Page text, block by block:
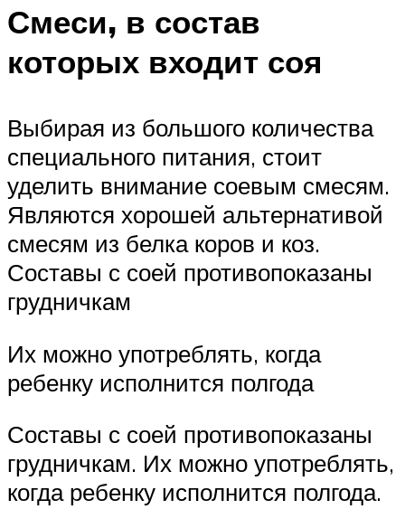
Смеси, в состав
которых входит соя
Выбирая из большого количества
специального питания, стоит
уделить внимание соевым смесям.
Являются хорошей альтернативой
смесям из белка коров и коз.
Составы с соей противопоказаны
грудничкам
Их можно употреблять, когда
ребенку исполнится полгода
Составы с соей противопоказаны
грудничкам. Их можно употреблять,
когда ребенку исполнится полгода.